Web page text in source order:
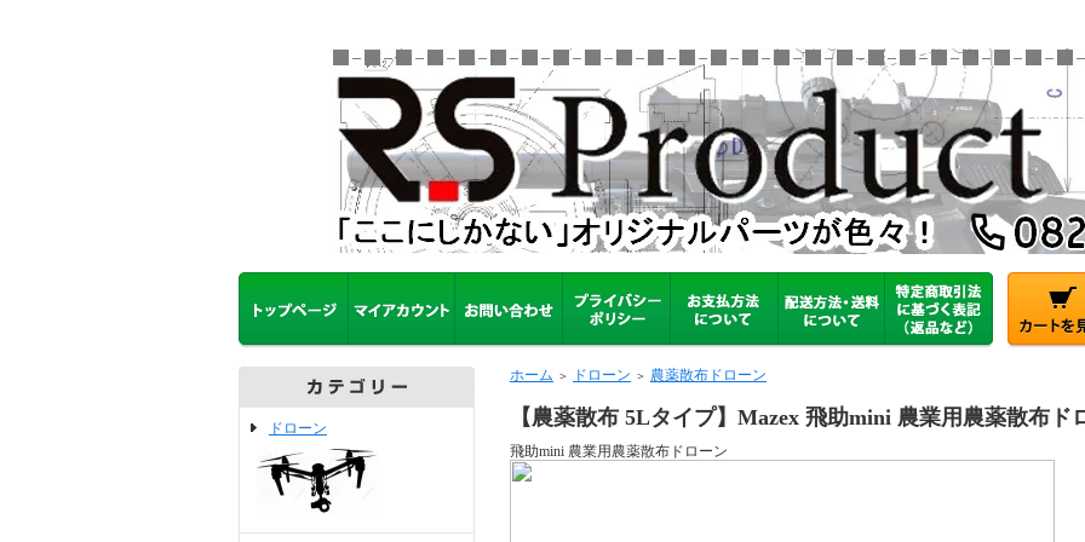
ドローン
ホーム ＞ ドローン ＞ 農薬散布ドローン
【農薬散布 5Lタイプ】Mazex 飛助mini 農業用農薬散布ド
飛助mini 農業用農薬散布ドローン